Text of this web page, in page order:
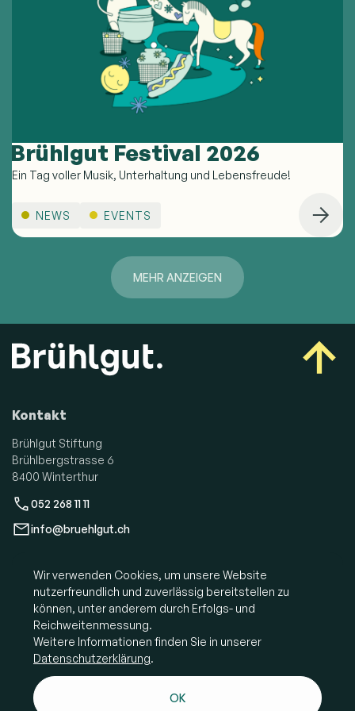
Brühlgut Festival 2026
Ein Tag voller Musik, Unterhaltung und Lebensfreude!
NEWS EVENTS
MEHR ANZEIGEN
Wir verwenden Cookies, um unsere Website
nutzerfreundlich und zuverlässig bereitstellen zu
können, unter anderem durch Erfolgs- und
Reichweitenmessung.
Weitere Informationen finden Sie in unserer
Datenschutzerklärung.
OK
Kontakt
Brühlgut Stiftung
Brühlbergstrasse 6
8400 Winterthur
052 268 11 11
info@bruehlgut.ch
Social Media
Spenden
Shop
Dienstleistungen und